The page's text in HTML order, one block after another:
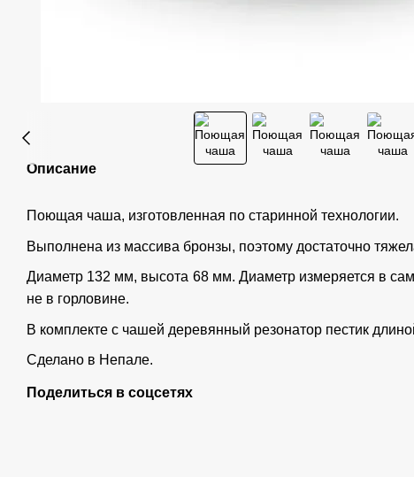
Описание
Поющая чаша, изготовленная по старинной технологии.
Выполнена из массива бронзы, поэтому достаточно
Диаметр 132 мм, высота 68 мм. Диаметр измеряется в
не в горловине.
В комплекте с чашей деревянный резонатор пестик
Сделано в Непале.
Поделиться в соцсетях